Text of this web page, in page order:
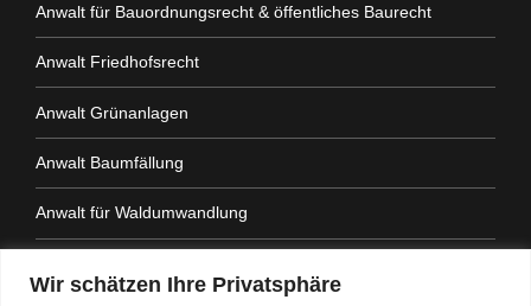
Wir schätzen Ihre Privatsphäre
Anwalt für Bauordnungsrecht & öffentliches Baurecht
Anwalt Friedhofsrecht
Anwalt Grünanlagen
Anwalt Baumfällung
Anwalt für Waldumwandlung